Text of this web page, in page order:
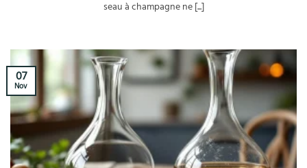
seau à champagne ne [...]
07
Nov